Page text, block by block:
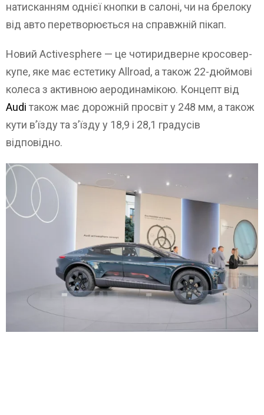
натисканням однієї кнопки в салоні, чи на брелоку
від авто перетворюється на справжній пікап.
Новий Activesphere — це чотиридверне кросовер-
купе, яке має естетику Allroad, а також 22-дюймові
колеса з активною аеродинамікою. Концепт від
Audi також має дорожній просвіт у 248 мм, а також
кути в’їзду та з’їзду у 18,9 і 28,1 градусів
відповідно.